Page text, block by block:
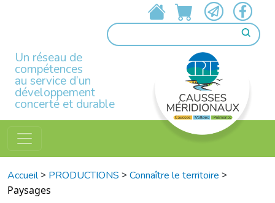
Un réseau de
compétences
au service d’un
développement
concerté et durable
Accueil> PRODUCTIONS >Connaître le territoire >
Paysages